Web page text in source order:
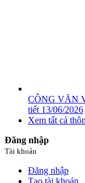
CÔNG VĂN
tiết 13/06/2026
Xem tất cả
Đăng nhập
Tài khoản
Đăng nhập
Tạo tài khoản